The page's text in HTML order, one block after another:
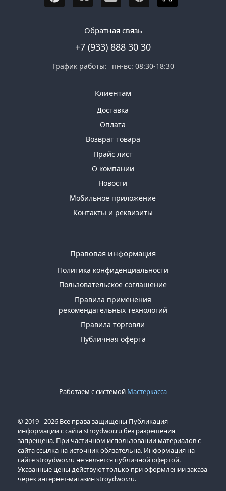
Обратная связь
+7 (933) 888 30 30
График работы: пн-вс: 08:30-18:30
Клиентам
Доставка
Оплата
Возврат товара
Прайс лист
О компании
Новости
Мобильное приложение
Контакты и реквизиты
Правовая информация
Политика конфиденциальности
Пользовательское соглашение
Правила применения
рекомендательных технологий
Правила торговли
Публичная оферта
Работаем с системой Мастеркасса
© 2019 - 2026 Все права защищены Публикация
информации с сайта stroydwor.ru без разрешения
запрещена. При частичном использовании материалов с
сайта ссылка на источник обязательна. Информация на
сайте stroydwor.ru не является публичной офертой.
Указанные цены действуют только при оформлении заказа
через интернет-магазин stroydwor.ru.